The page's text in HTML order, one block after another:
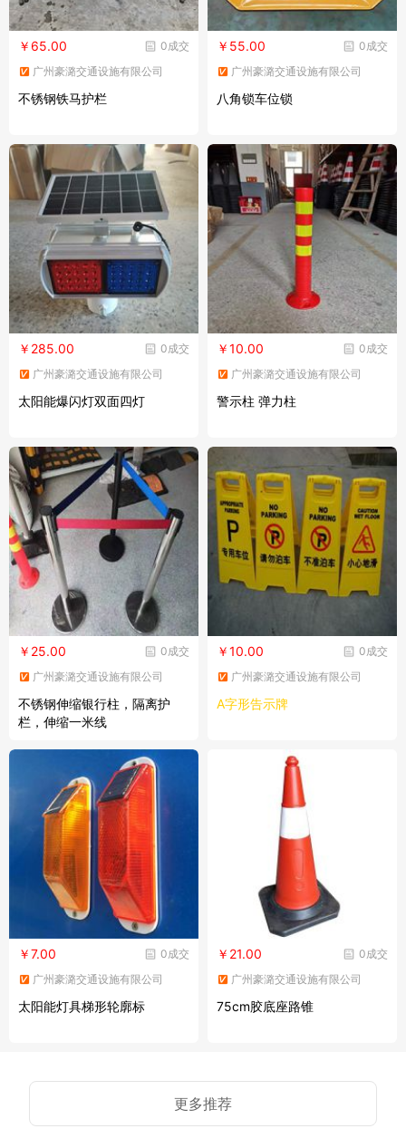
0成交
￥65.00
广州豪潞交通设施有限公司
不锈钢铁马护栏
0成交
￥55.00
广州豪潞交通设施有限公司
八角锁车位锁
0成交
￥285.00
广州豪潞交通设施有限公司
太阳能爆闪灯双面四灯
0成交
￥10.00
广州豪潞交通设施有限公司
警示柱 弹力柱
0成交
￥25.00
广州豪潞交通设施有限公司
不锈钢伸缩银行柱，隔离护
栏，伸缩一米线
0成交
￥10.00
广州豪潞交通设施有限公司
A字形告示牌
0成交
￥7.00
广州豪潞交通设施有限公司
太阳能灯具梯形轮廓标
0成交
￥21.00
广州豪潞交通设施有限公司
75cm胶底座路锥
更多推荐